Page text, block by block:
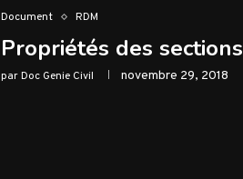
Document RDM
Propriétés des sections
parDoc Genie Civil novembre 29, 2018